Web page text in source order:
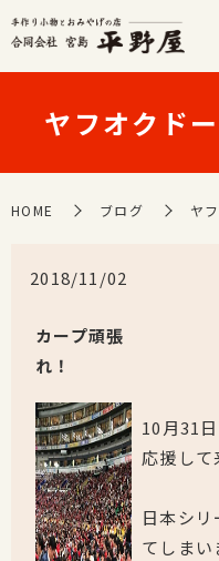
ヤフオクド
HOME ブログ ヤ
2018/11/02
カープ頑張
れ！
10月31
応援して
日本シ
てしま